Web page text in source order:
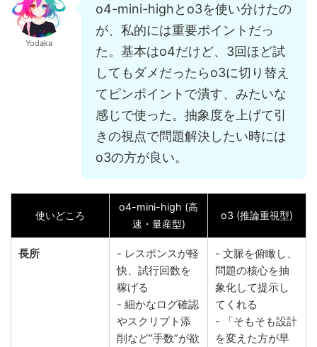
Yodaka
o4-mini-highとo3を使い分けたの
が、私的には重要ポイントだっ
た。基本はo4だけど、3回ほど試
してもダメだったらo3に切り替え
てピンポイントで潰す、みたいな
感じで使った。抽象度を上げて引
きの視点で問題解決したい時には
o3の方が良い。
使いどころ
o4-mini-high (高
速・量産型)
o3 (推論重視型)
長所
- レスポンスが軽
快、試行回数を
稼げる
- 細かなログ確認
やスクリプト添
削など“手数”が欲
- 文脈を俯瞰し、
問題の核心を抽
象化して提示し
てくれる
- 「そもそも設計
を変えた方が早